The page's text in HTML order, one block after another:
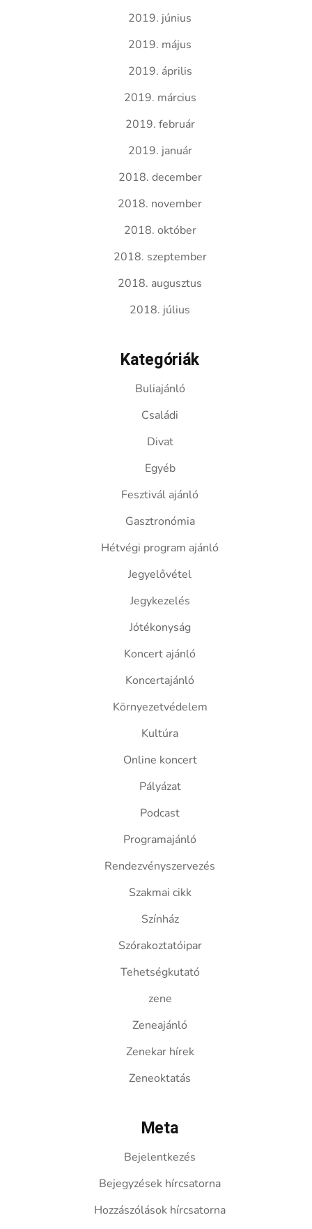
2019. június
2019. május
2019. április
2019. március
2019. február
2019. január
2018. december
2018. november
2018. október
2018. szeptember
2018. augusztus
2018. július
Kategóriák
Buliajánló
Családi
Divat
Egyéb
Fesztivál ajánló
Gasztronómia
Hétvégi program ajánló
Jegyelővétel
Jegykezelés
Jótékonyság
Koncert ajánló
Koncertajánló
Környezetvédelem
Kultúra
Online koncert
Pályázat
Podcast
Programajánló
Rendezvényszervezés
Szakmai cikk
Színház
Szórakoztatóipar
Tehetségkutató
zene
Zeneajánló
Zenekar hírek
Zeneoktatás
Meta
Bejelentkezés
Bejegyzések hírcsatorna
Hozzászólások hírcsatorna